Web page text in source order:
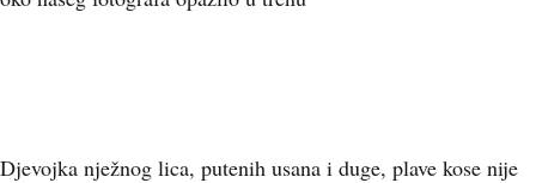
Djevojka nježnog lica, putenih usana i duge, plave kose nije